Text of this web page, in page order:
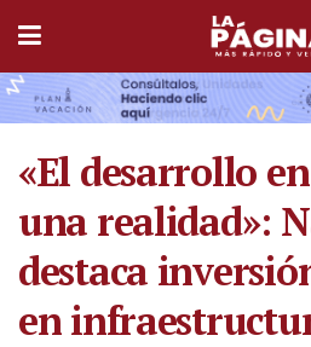
«El desarrollo
una realidad»:
destaca
en